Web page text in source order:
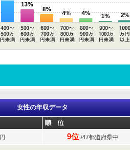
13%
8%
4% 4% 1% 2%
女性の年収データ
9位 /47都道府県中